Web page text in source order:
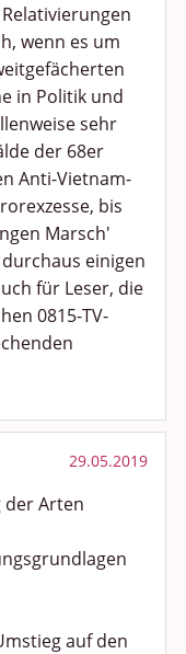
wenn es um
in Politik und
sehr
der 68er
Anti-Vietnam-
bis
Marsch'
einigen
für Leser, die
0815-TV-
29.05.2019
der Arten
auf den